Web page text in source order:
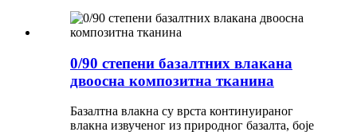
0/90 степени базалтних влакана
двоосна композитна тканина
Базалтна влакна су врста континуираног
влакна извученог из природног базалта, боје